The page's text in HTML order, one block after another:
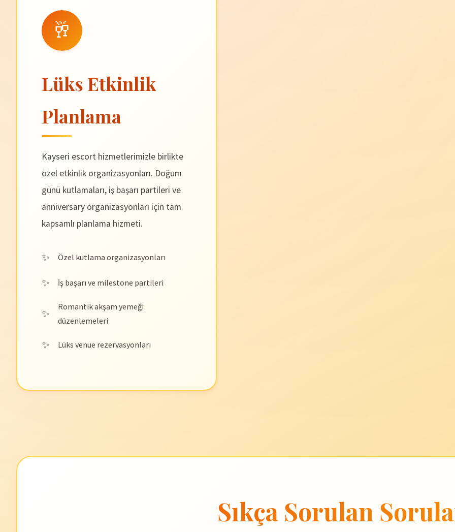
🥂
Lüks Etkinlik
Planlama
Kayseri escort hizmetlerimizle birlikte
özel etkinlik organizasyonları. Doğum
günü kutlamaları, iş başarı partileri ve
anniversary organizasyonları için tam
kapsamlı planlama hizmeti.
Özel kutlama organizasyonları
İş başarı ve milestone partileri
Romantik akşam yemeği
düzenlemeleri
Lüks venue rezervasyonları
Sıkça Sorulan